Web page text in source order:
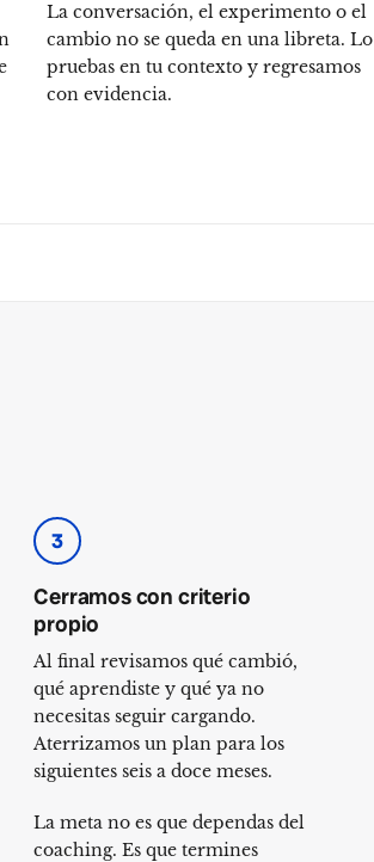
La conversación, el experimento o el
cambio no se queda en una libreta. Lo
pruebas en tu contexto y regresamos
con evidencia.
3
Cerramos con criterio
propio
Al final revisamos qué cambió,
qué aprendiste y qué ya no
necesitas seguir cargando.
Aterrizamos un plan para los
siguientes seis a doce meses.
La meta no es que dependas del
coaching. Es que termines